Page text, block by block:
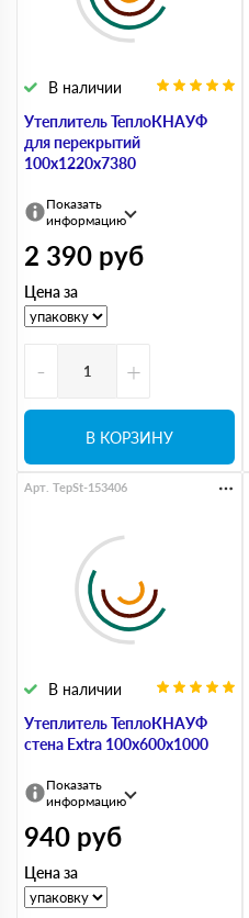
Утеплитель ТеплоКНАУФ
для перекрытий
100х1220х7380
В наличии
Показать
информацию
2 390 руб
Цена за
- +
В КОРЗИНУ
Утеплитель ТеплоКНАУФ
стена Extra 100х600х1000
В наличии
Арт. TepSt-153406
Показать
информацию
940 руб
Цена за